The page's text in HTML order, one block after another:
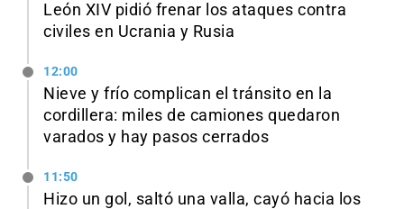
León XIV pidió frenar los ataques contra
civiles en Ucrania y Rusia
12:00
Nieve y frío complican el tránsito en la
cordillera: miles de camiones quedaron
varados y hay pasos cerrados
11:50
Hizo un gol, saltó una valla, cayó hacia los